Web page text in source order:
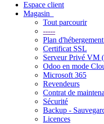
Espace client
Magasin
Tout parcourir
-----
Plan
Certificat SSL
Serveur Privé VM
Odoo en mode
Microsoft 365
Revendeurs
Contrat de
Sécurité
Backup -
Licences